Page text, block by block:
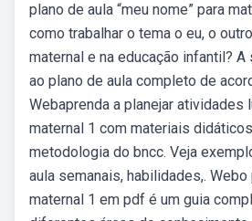
plano de aula “meu nome” para
como trabalhar o tema o eu, o
maternal e na educação infantil?
ao plano de aula completo de
Webaprenda a planejar atividades
maternal 1 com materiais
metodologia do bncc. Veja
aula semanais, habilidades,. Webo
maternal 1 em pdf é um guia